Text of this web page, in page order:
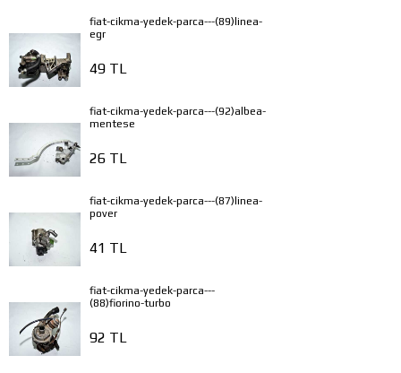
fiat-cikma-yedek-parca---(89)linea-
egr
49 TL
fiat-cikma-yedek-parca---(92)albea-
mentese
26 TL
fiat-cikma-yedek-parca---(87)linea-
pover
41 TL
fiat-cikma-yedek-parca---
(88)fiorino-turbo
92 TL